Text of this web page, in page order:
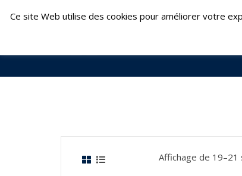
Fontenay-le-Comte : 02 51 69 22 24
Affichage de
Ce site Web utilise des cookies pour améliorer votre